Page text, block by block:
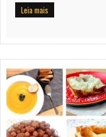
Leia mais